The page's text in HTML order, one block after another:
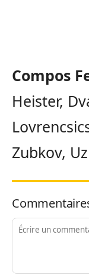
Compos
Heister,
Zubkov,